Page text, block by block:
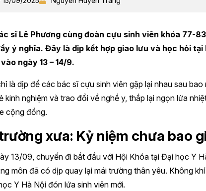
sĩ Lê Phương cùng đoàn cựu sinh viên khóa 77-
ý nghĩa. Đây là dịp kết hợp giao lưu và học hỏi tại
ngày 13 – 14/9.
là dịp để các bác sĩ cựu sinh viên gặp lại nhau sau
kinh nghiệm và trao đổi về nghề y, thắp lại ngọn lửa
cộng đồng.
xưa: Kỷ niệm chưa bao
13/09, chuyến đi bắt đầu với Hội Khóa tại Đại học Y
môn đã có dịp quay lại mái trường thân yêu. Không
Y Hà Nội đón lứa sinh viên mới.